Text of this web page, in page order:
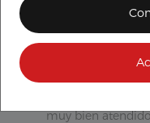
Espectacular el
muy bien